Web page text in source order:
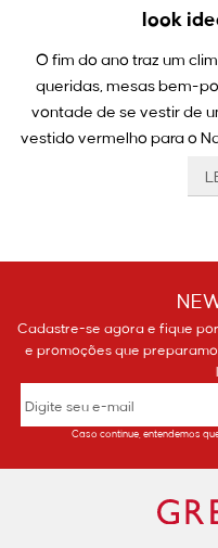
look
O fim do ano traz um
queridas, mesas bem-
vontade de se vestir de
vestido vermelho para o
Do tom mais discreto ao
reúne opções para quem
à
Cadastre-se agora e fique
e promoções que
Caso continue, entendemos